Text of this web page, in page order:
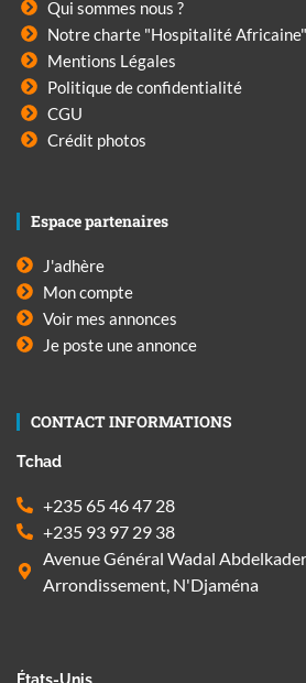
Qui sommes nous ?
Notre charte "Hospitalité Africaine"
Mentions Légales
Politique de confidentialité
CGU
Crédit photos
Espace partenaires
J'adhère
Mon compte
Voir mes annonces
Je poste une annonce
CONTACT INFORMATIONS
Tchad
+235 65 46 47 28
+235 93 97 29 38
Avenue Général Wadal
Arrondissement, N'Djaména